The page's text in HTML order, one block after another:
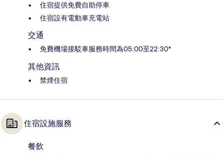
住宿提供免費自助停車
住宿設有電動車充電站
交通
免費機場接駁車服務時間為05:00至22:30*
其他資訊
禁煙住宿
住宿設施服務
餐飲